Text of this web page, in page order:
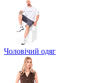
Чоловічий одяг